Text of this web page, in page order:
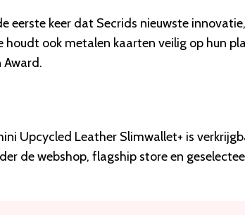
eerste keer dat Secrids nieuwste
ook metalen kaarten veilig op hun
Award.
Upcycled Leather Slimwallet+ is
de webshop, flagship store en